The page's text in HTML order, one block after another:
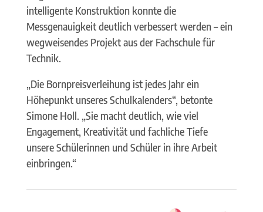
intelligente Konstruktion konnte die
Messgenauigkeit deutlich verbessert werden – ein
wegweisendes Projekt aus der Fachschule für
Technik.
„Die Bornpreisverleihung ist jedes Jahr ein
Höhepunkt unseres Schulkalenders“, betonte
Simone Holl. „Sie macht deutlich, wie viel
Engagement, Kreativität und fachliche Tiefe
unsere Schülerinnen und Schüler in ihre Arbeit
einbringen.“